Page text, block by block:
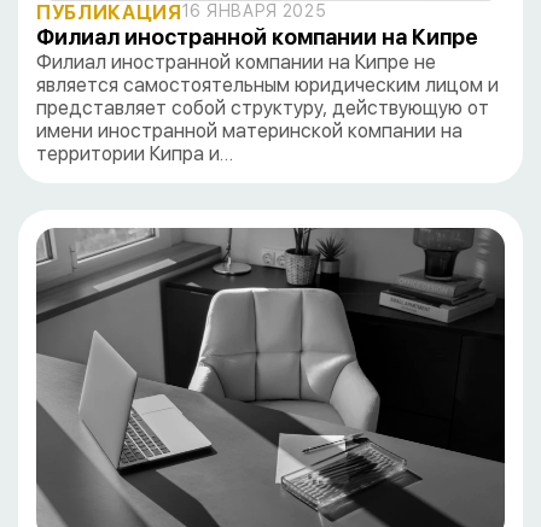
ПУБЛИКАЦИЯ16 ЯНВАРЯ 2025
Филиал иностранной компании на Кипре
Филиал иностранной компании на Кипре не
является самостоятельным юридическим лицом и
представляет собой структуру, действующую от
имени иностранной материнской компании на
территории Кипра и…